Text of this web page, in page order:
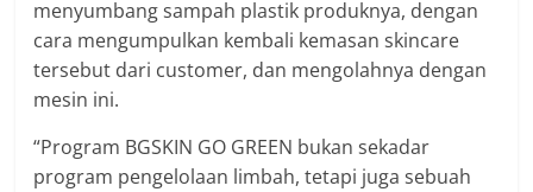
menyumbang sampah plastik produknya, dengan
cara mengumpulkan kembali kemasan skincare
tersebut dari customer, dan mengolahnya dengan
mesin ini.
“Program BGSKIN GO GREEN bukan sekadar
program pengelolaan limbah, tetapi juga sebuah